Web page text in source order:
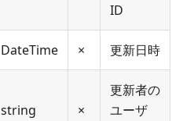
ID
DateTime × 更新日時
string ×
更新者の
ユーザ